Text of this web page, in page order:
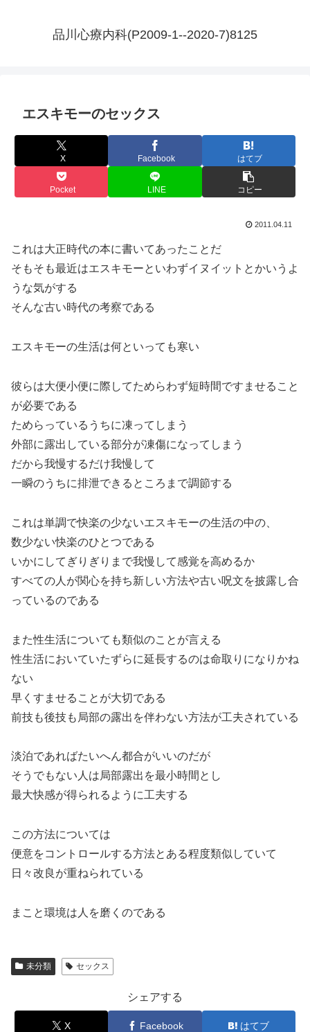
品川心療内科(P2009-1--2020-7)8125
エスキモーのセックス
X Facebook はてブ
Pocket LINE コピー
2011.04.11
これは大正時代の本に書いてあったことだ
そもそも最近はエスキモーといわずイヌイットとかいうよ
うな気がする
そんな古い時代の考察である
エスキモーの生活は何といっても寒い
彼らは大便小便に際してためらわず短時間ですませること
が必要である
ためらっているうちに凍ってしまう
外部に露出している部分が凍傷になってしまう
だから我慢するだけ我慢して
一瞬のうちに排泄できるところまで調節する
これは単調で快楽の少ないエスキモーの生活の中の、
数少ない快楽のひとつである
いかにしてぎりぎりまで我慢して感覚を高めるか
すべての人が関心を持ち新しい方法や古い呪文を披露し合
っているのである
また性生活についても類似のことが言える
性生活においていたずらに延長するのは命取りになりかね
ない
早くすませることが大切である
前技も後技も局部の露出を伴わない方法が工夫されている
淡泊であればたいへん都合がいいのだが
そうでもない人は局部露出を最小時間とし
最大快感が得られるように工夫する
この方法については
便意をコントロールする方法とある程度類似していて
日々改良が重ねられている
まこと環境は人を磨くのである
未分類 セックス
シェアする
X Facebook はてブ